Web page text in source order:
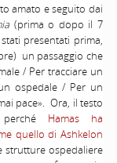
amato e seguito dai
(prima o dopo il 7
presentati prima,
un passaggio che
/ Per tracciare un
ospedale / Per un
pace». Ora, il testo
perché Hamas ha
quello di Ashkelon
strutture ospedaliere